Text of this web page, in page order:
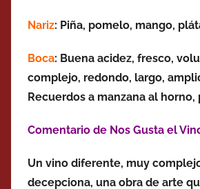
Nariz: Piña, pomelo, mango,
Boca: Buena acidez, fresco,
complejo, redondo, largo,
Recuerdos a manzana al horno,
Comentario de Nos Gusta el
Un vino diferente, muy
decepciona, una obra de arte